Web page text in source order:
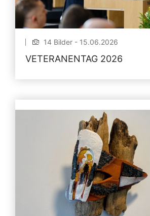
14 Bilder - 15.06.2026
VETERANENTAG 2026